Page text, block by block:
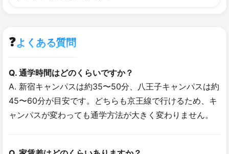
❓よくある質問
Q. 通学時間はどのくらいですか？
A. 新宿キャンパスは約35〜50分、八王子キャンパスは約
45〜60分が目安です。どちらも京王線で行けるため、キ
ャンパスが変わっても通学方法が大きく変わりません。